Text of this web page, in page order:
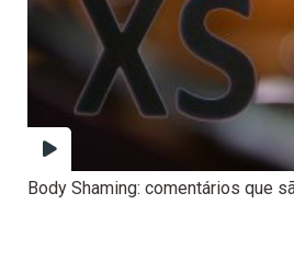
Body Shaming: comentários que